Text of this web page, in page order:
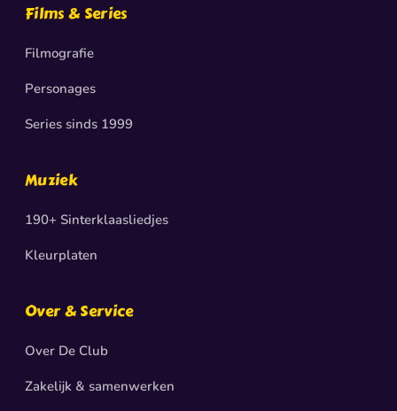
Films & Series
Filmografie
Personages
Series sinds 1999
Muziek
190+ Sinterklaasliedjes
Kleurplaten
Over & Service
Over De Club
Zakelijk & samenwerken